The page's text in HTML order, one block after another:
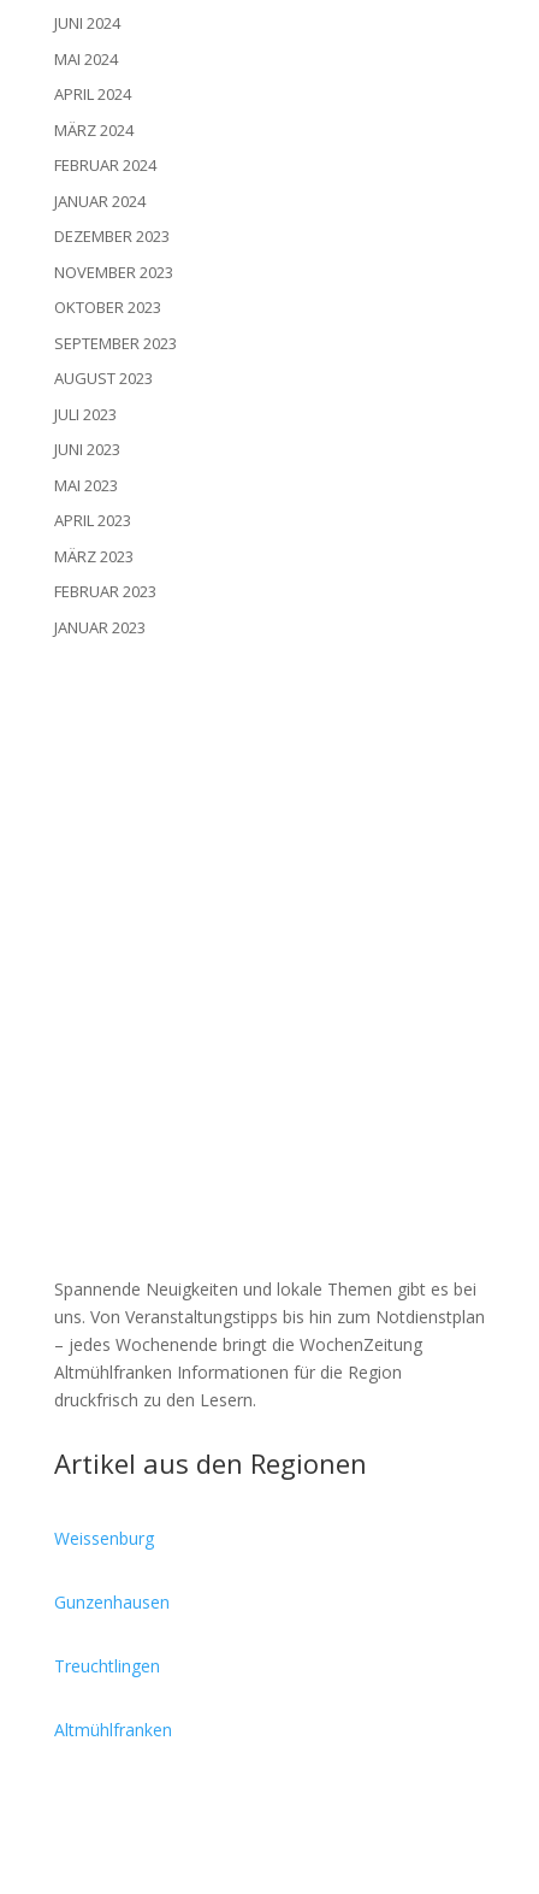
JUNI 2024
MAI 2024
APRIL 2024
MÄRZ 2024
FEBRUAR 2024
JANUAR 2024
DEZEMBER 2023
NOVEMBER 2023
OKTOBER 2023
SEPTEMBER 2023
AUGUST 2023
JULI 2023
JUNI 2023
MAI 2023
APRIL 2023
MÄRZ 2023
FEBRUAR 2023
JANUAR 2023
Spannende Neuigkeiten und lokale Themen gibt es bei
uns. Von Veranstaltungstipps bis hin zum Notdienstplan
– jedes Wochenende bringt die WochenZeitung
Altmühlfranken Informationen für die Region
druckfrisch zu den Lesern.
Artikel aus den Regionen
Weissenburg
Gunzenhausen
Treuchtlingen
Altmühlfranken